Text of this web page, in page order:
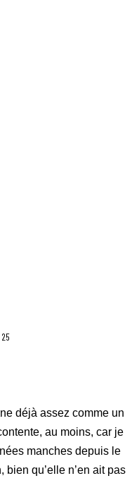
25
déjà assez comme un
au moins, car je
manches depuis le
qu’elle n’en ait pas